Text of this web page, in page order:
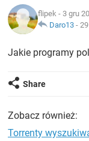
flipek - 3 gru
Daro13 -
Jakie programy
Share
Zobacz również:
Torrenty